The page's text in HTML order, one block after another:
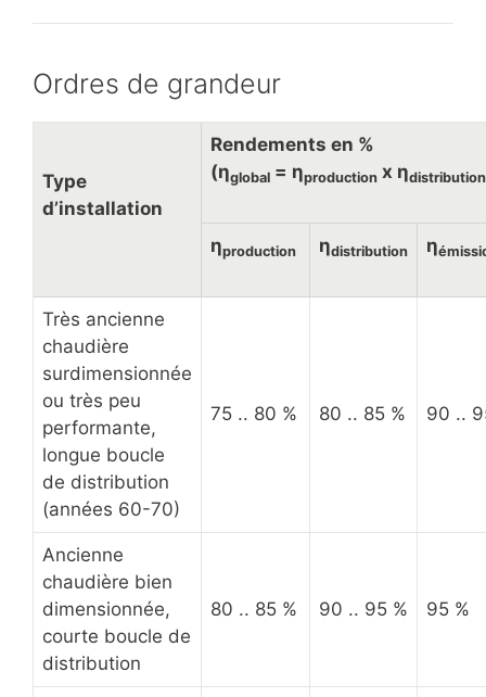
Ordres de grandeur
Type
d’installation
Rendements en %
(ηglobal = ηproduction x ηdistribution
ηproduction ηdistribution η
Très ancienne
chaudière
surdimensionnée
ou très peu
performante,
longue boucle
de distribution
(années 60-70)
75 .. 80 % 80 .. 85 % 90 ..
Ancienne
chaudière bien
dimensionnée,
courte boucle de
distribution
80 .. 85 % 90 .. 95 % 95 %